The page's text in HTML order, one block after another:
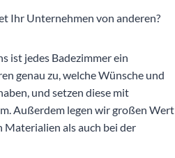
Ihr Unternehmen von anderen?
ist jedes Badezimmer ein
genau zu, welche Wünsche und
und setzen diese mit
Außerdem legen wir großen Wert
als auch bei der